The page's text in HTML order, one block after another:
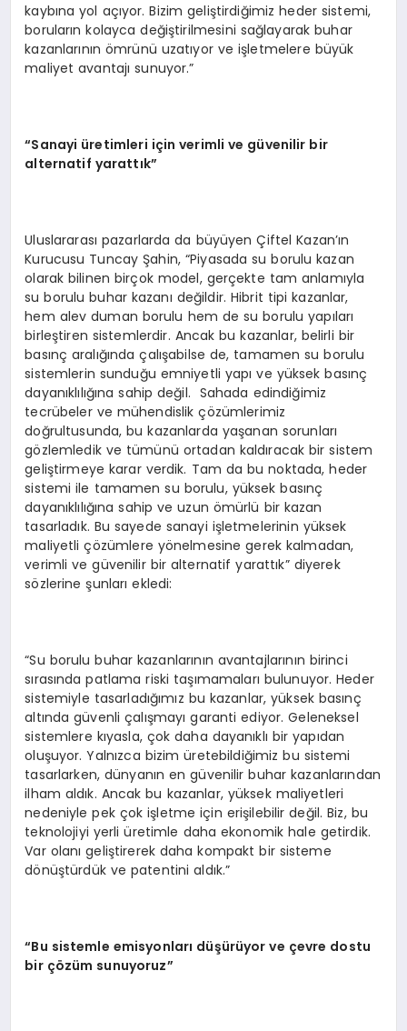
kaybına yol açıyor. Bizim geliştirdiğimiz heder sistemi,
boruların kolayca değiştirilmesini sağlayarak buhar
kazanlarının ömrünü uzatıyor ve işletmelere büyük
maliyet avantajı sunuyor.”
“Sanayi üretimleri için verimli ve güvenilir bir
alternatif yarattık”
Uluslararası pazarlarda da büyüyen Çiftel Kazan’ın
Kurucusu Tuncay Şahin, “Piyasada su borulu kazan
olarak bilinen birçok model, gerçekte tam anlamıyla
su borulu buhar kazanı değildir. Hibrit tipi kazanlar,
hem alev duman borulu hem de su borulu yapıları
birleştiren sistemlerdir. Ancak bu kazanlar, belirli bir
basınç aralığında çalışabilse de, tamamen su borulu
sistemlerin sunduğu emniyetli yapı ve yüksek basınç
dayanıklılığına sahip değil. Sahada edindiğimiz
tecrübeler ve mühendislik çözümlerimiz
doğrultusunda, bu kazanlarda yaşanan sorunları
gözlemledik ve tümünü ortadan kaldıracak bir sistem
geliştirmeye karar verdik. Tam da bu noktada, heder
sistemi ile tamamen su borulu, yüksek basınç
dayanıklılığına sahip ve uzun ömürlü bir kazan
tasarladık. Bu sayede sanayi işletmelerinin yüksek
maliyetli çözümlere yönelmesine gerek kalmadan,
verimli ve güvenilir bir alternatif yarattık” diyerek
sözlerine şunları ekledi:
“Su borulu buhar kazanlarının avantajlarının birinci
sırasında patlama riski taşımamaları bulunuyor. Heder
sistemiyle tasarladığımız bu kazanlar, yüksek basınç
altında güvenli çalışmayı garanti ediyor. Geleneksel
sistemlere kıyasla, çok daha dayanıklı bir yapıdan
oluşuyor. Yalnızca bizim üretebildiğimiz bu sistemi
tasarlarken, dünyanın en güvenilir buhar kazanlarından
ilham aldık. Ancak bu kazanlar, yüksek maliyetleri
nedeniyle pek çok işletme için erişilebilir değil. Biz, bu
teknolojiyi yerli üretimle daha ekonomik hale getirdik.
Var olanı geliştirerek daha kompakt bir sisteme
dönüştürdük ve patentini aldık.”
“Bu sistemle emisyonları düşürüyor ve çevre dostu
bir çözüm sunuyoruz”